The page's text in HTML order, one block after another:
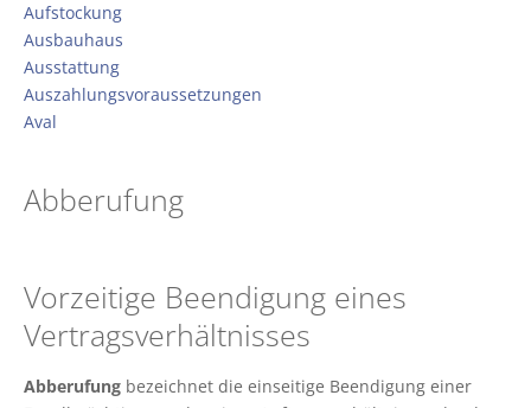
Aufstockung
Ausbauhaus
Ausstattung
Auszahlungsvoraussetzungen
Aval
Abberufung
Vorzeitige Beendigung eines
Vertragsverhältnisses
Abberufung bezeichnet die einseitige Beendigung einer